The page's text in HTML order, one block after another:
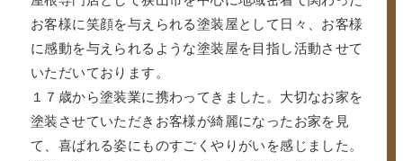
お客様に笑顔を与えられる塗装屋として日々、お客様
に感動を与えられるような塗装屋を目指し活動させて
いただいております。
１７歳から塗装業に携わってきました。大切なお家を
塗装させていただきお客様が綺麗になったお家を見
て、喜ばれる姿にものすごくやりがいを感じました。